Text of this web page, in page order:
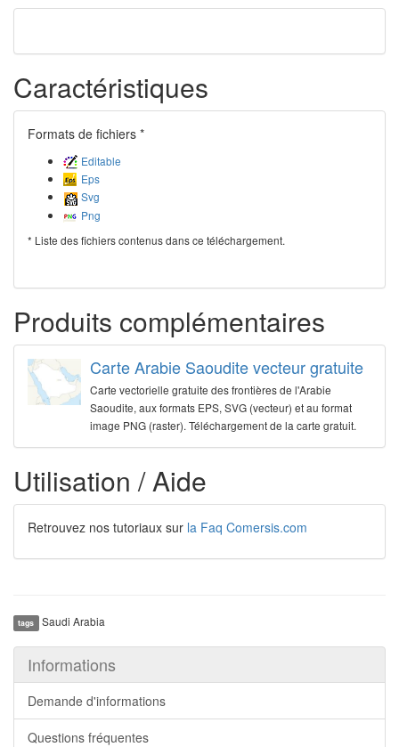
Caractéristiques
Formats de fichiers *
Editable
Eps
Svg
Png
* Liste des fichiers contenus dans ce téléchargement.
Produits complémentaires
Carte Arabie Saoudite vecteur gratuite
Carte vectorielle gratuite des frontières de l'Arabie
Saoudite, aux formats EPS, SVG (vecteur) et au format
image PNG (raster). Téléchargement de la carte gratuit.
Utilisation / Aide
Retrouvez nos tutoriaux sur la Faq Comersis.com
tags Saudi Arabia
Informations
Demande d'informations
Questions fréquentes